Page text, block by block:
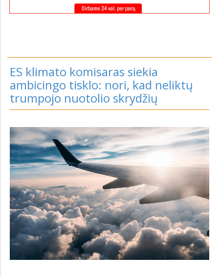
ES klimato komisaras siekia
ambicingo tisklo: nori, kad neliktų
trumpojo nuotolio skrydžių